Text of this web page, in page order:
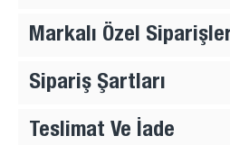
Markalı Özel
Sipariş Şartları
Teslimat Ve İade